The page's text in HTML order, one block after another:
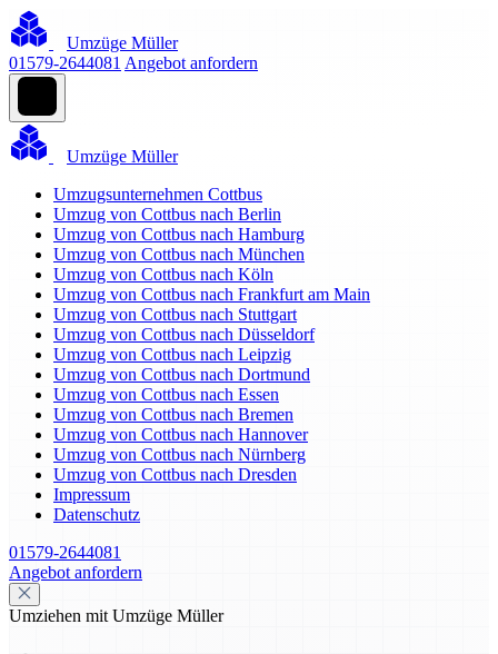
Umzüge Müller
01579-2644081 Angebot anfordern
Umzüge Müller
Umzugsunternehmen Cottbus
Umzug von Cottbus nach Berlin
Umzug von Cottbus nach Hamburg
Umzug von Cottbus nach München
Umzug von Cottbus nach Köln
Umzug von Cottbus nach Frankfurt am Main
Umzug von Cottbus nach Stuttgart
Umzug von Cottbus nach Düsseldorf
Umzug von Cottbus nach Leipzig
Umzug von Cottbus nach Dortmund
Umzug von Cottbus nach Essen
Umzug von Cottbus nach Bremen
Umzug von Cottbus nach Hannover
Umzug von Cottbus nach Nürnberg
Umzug von Cottbus nach Dresden
Impressum
Datenschutz
01579-2644081
Angebot anfordern
Umziehen mit Umzüge Müller